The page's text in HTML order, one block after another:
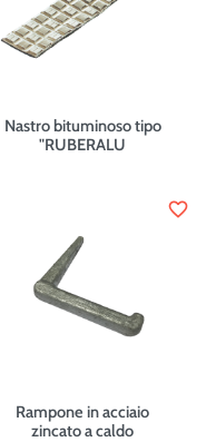
Nastro bituminoso tipo
"RUBERALU
Rampone in acciaio
zincato a caldo
favorite_border